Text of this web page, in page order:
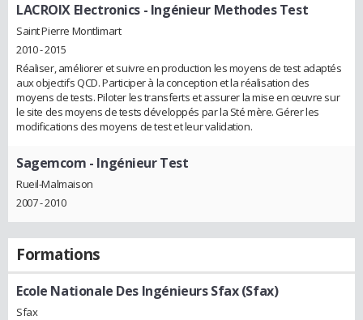
LACROIX Electronics - Ingénieur Methodes Test
Saint Pierre Montlimart
2010 - 2015
Réaliser, améliorer et suivre en production les moyens de test adaptés
aux objectifs QCD. Participer à la conception et la réalisation des
moyens de tests. Piloter les transferts et assurer la mise en œuvre sur
le site des moyens de tests développés par la Sté mère. Gérer les
modifications des moyens de test et leur validation.
Sagemcom - Ingénieur Test
Rueil-Malmaison
2007 - 2010
Formations
Ecole Nationale Des Ingénieurs Sfax (Sfax)
Sfax